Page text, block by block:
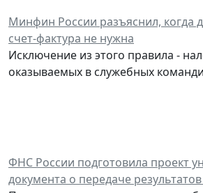
Минфин России разъяснил, когда
счет-фактура не нужна
Исключение из этого правила -
оказываемых в служебных
ФНС России подготовила проект
документа о передаче